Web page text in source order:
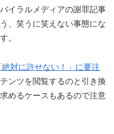
イラルメディアの謝罪記事
、笑うに笑えない事態にな
。
対に許せない！」に要注
ンツを閲覧するのと引き換
めるケースもあるので注意